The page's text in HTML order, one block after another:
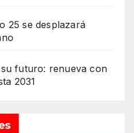
25 se desplazará
futuro: renueva con
2031